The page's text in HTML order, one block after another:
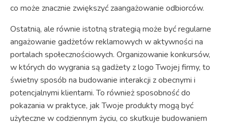
co może znacznie zwiększyć zaangażowanie odbiorców.
Ostatnią, ale równie istotną strategią może być regularne
angażowanie gadżetów reklamowych w aktywności na
portalach społecznościowych. Organizowanie konkursów,
w których do wygrania są gadżety z logo Twojej firmy, to
świetny sposób na budowanie interakcji z obecnymi i
potencjalnymi klientami. To również sposobność do
pokazania w praktyce, jak Twoje produkty mogą być
użyteczne w codziennym życiu, co skutkuje budowaniem